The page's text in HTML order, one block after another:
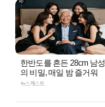
한반도를 흔든 28cm 남성
의 비밀, 매일 밤 즐거워
뉴스캐스트